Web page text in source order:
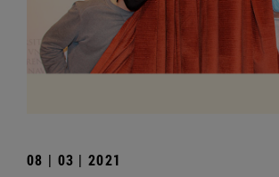
08 | 03 | 2021